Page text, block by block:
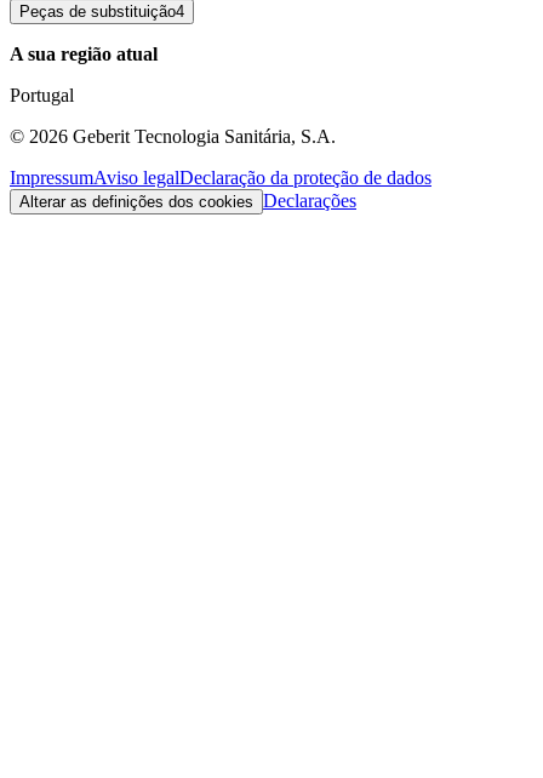
Peças de substituição4
A sua região atual
Portugal
© 2026 Geberit Tecnologia Sanitária, S.A.
ImpressumAviso legalDeclaração da proteção de dados
Alterar as definições dos cookies Declarações